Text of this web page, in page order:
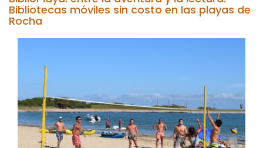
Bibliotecas móviles sin costo en las playas de
Rocha